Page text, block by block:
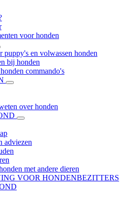
voor honden
puppy's en volwassen honden
bij honden
commando's
over honden
adviezen
met andere dieren
VOOR HONDENBEZITTERS